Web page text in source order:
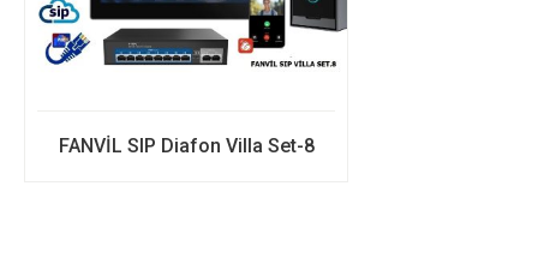
FANVİL SIP Diafon Villa Set-8